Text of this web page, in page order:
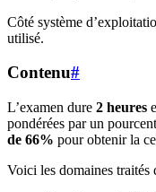
Côté système
utilisé.
Contenu#
L’examen dure 2 heures
pondérées par un
de 66% pour obtenir la
Voici les domaines traités